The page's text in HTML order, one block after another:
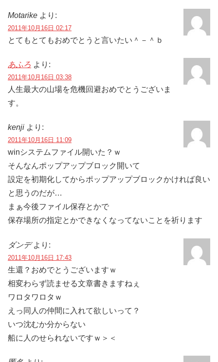
Motarike より:
2011年10月16日 02:17
とてもとてもおめでとうと言いたい＾－＾ｂ
あふろ より:
2011年10月16日 03:38
人生最大の山場を危機回避おめでとうございま
す。
kenji より:
2011年10月16日 11:09
winシステムファイル開いた？ｗ
そんなんポップアップブロック開いて
設定を初期化してからポップアップブロックかければ良い
と思うのだが…
まぁ今後ファイル保存とかで
保存場所の指定とかできなくなってないことを祈ります
ダンデ より:
2011年10月16日 17:43
生還？おめでとうございますｗ
相変わらず読ませる文章書きますねぇ
ワロタワロタｗ
えっ同人の仲間に入れて欲しいって？
いつ沈むか分からない
船に人のせられないですｗ＞＜